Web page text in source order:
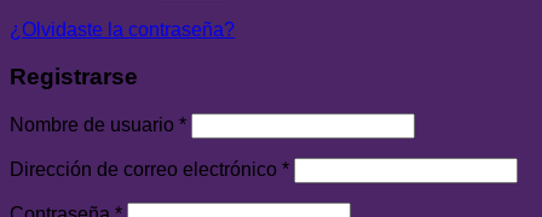
¿Olvidaste la contraseña?
Registrarse
Nombre de usuario *
Dirección de correo electrónico *